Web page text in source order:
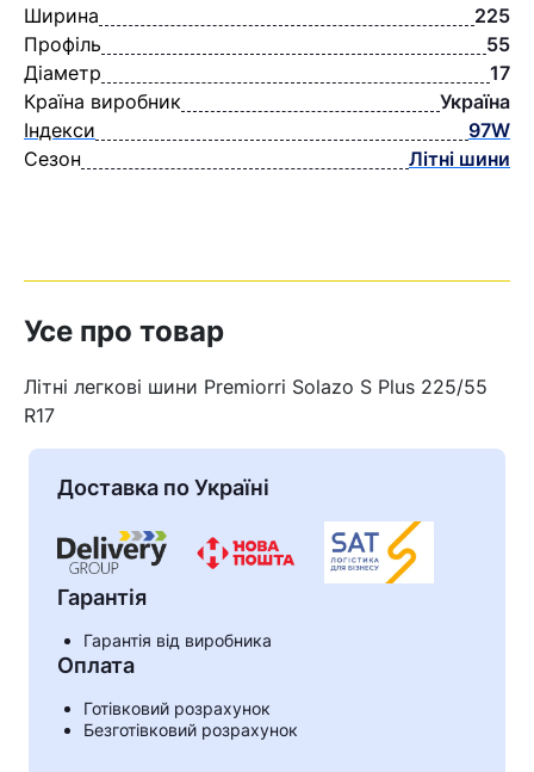
Кошик
У кошику немає товарів.
Ширина
225
Профіль
55
Діаметр
17
Країна виробник
Україна
Індекси
97W
Сезон
Літні шини
Усе про товар
Літні легкові шини Premiorri Solazo S Plus 225/55
R17
Доставка по Україні
Гарантія
Гарантія від виробника
Оплата
Готівковий розрахунок
Безготівковий розрахунок